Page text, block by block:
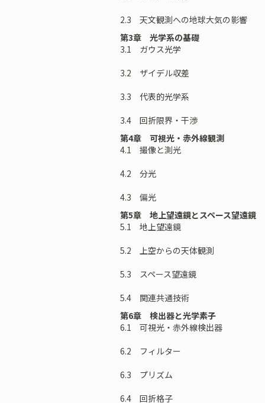
2.3 天文観測への地球大気の影響
第3章 光学系の基礎
3.1 ガウス光学
3.2 ザイデル収差
3.3 代表的光学系
3.4 回折限界・干渉
第4章 可視光・赤外線観測
4.1 撮像と測光
4.2 分光
4.3 偏光
第5章 地上望遠鏡とスペース望遠鏡
5.1 地上望遠鏡
5.2 上空からの天体観測
5.3 スペース望遠鏡
5.4 関連共通技術
第6章 検出器と光学素子
6.1 可視光・赤外線検出器
6.2 フィルター
6.3 プリズム
6.4 回折格子